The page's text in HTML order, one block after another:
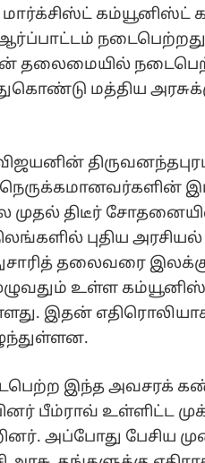
கம்யூனிஸ்ட்
தலைமையில்
மத்திய
திடீர்
புதிய
தலைவரை
உள்ள
இதன்
இந்த அவசரக்
பீம்ராவ் உள்ளிட்ட
அப்போது பேசிய